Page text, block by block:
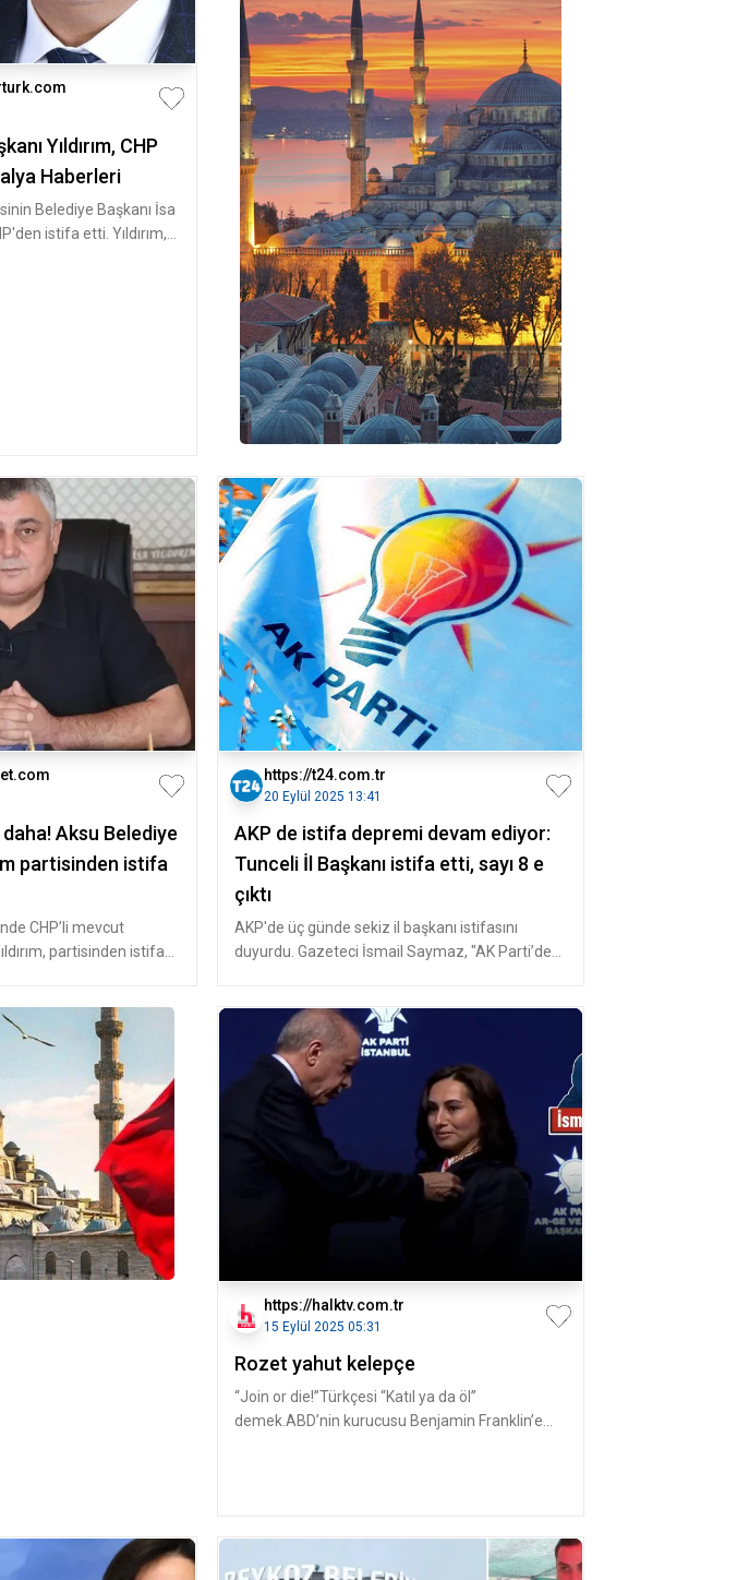
Yıldırım, CHP
Haberleri
Belediye Başkanı İsa
istifa etti. Yıldırım,
Aksu Belediye
partisinden istifa
CHP’li mevcut
partisinden istifa
https://t24.com.tr
20 Eylül 2025 13:41
AKP de istifa depremi devam ediyor:
Tunceli İl Başkanı istifa etti, sayı 8 e
çıktı
AKP'de üç günde sekiz il başkanı istifasını
duyurdu. Gazeteci İsmail Saymaz, "AK Parti’den
https://halktv.com.tr
15 Eylül 2025 05:31
Rozet yahut kelepçe
“Join or die!”Türkçesi “Katıl ya da öl”
demek.ABD’nin kurucusu Benjamin Franklin’e